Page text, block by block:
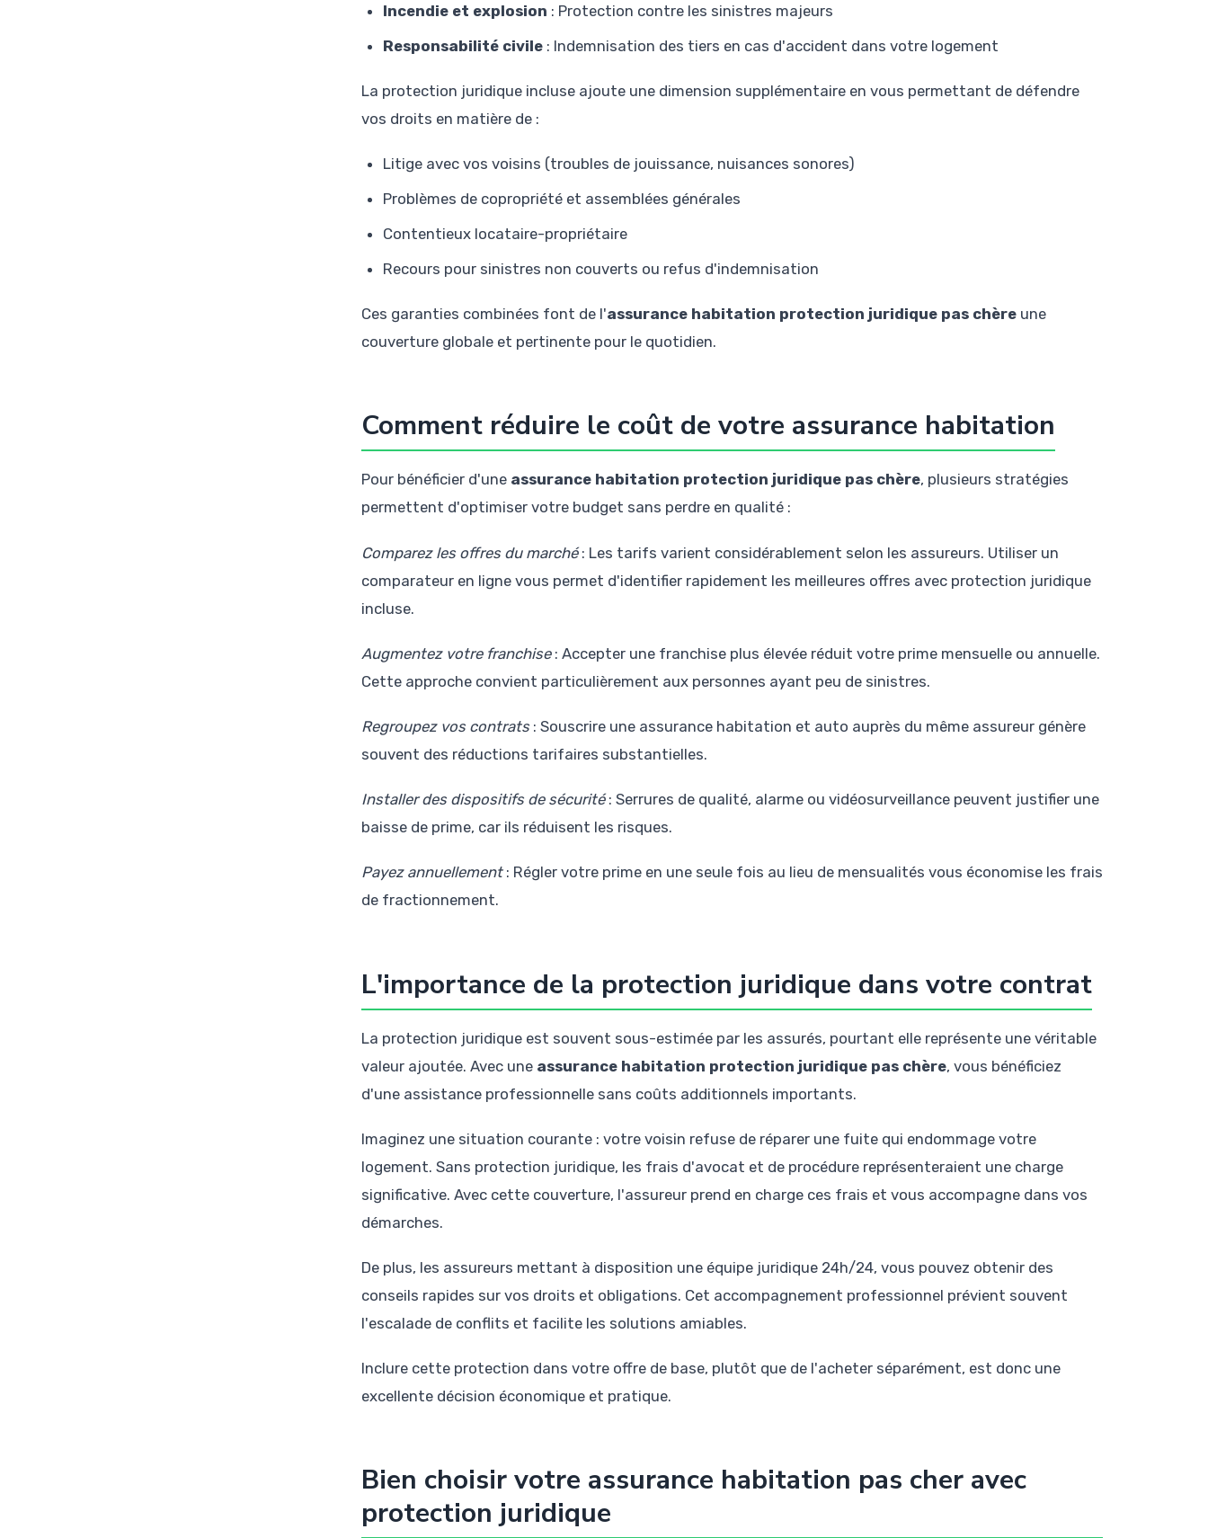
Incendie et explosion : Protection contre les sinistres majeurs
Responsabilité civile : Indemnisation des tiers en cas d'accident dans votre logement
La protection juridique incluse ajoute une dimension supplémentaire en vous permettant de défendre
vos droits en matière de :
Litige avec vos voisins (troubles de jouissance, nuisances sonores)
Problèmes de copropriété et assemblées générales
Contentieux locataire-propriétaire
Recours pour sinistres non couverts ou refus d'indemnisation
Ces garanties combinées font de l'assurance habitation protection juridique pas chère une
couverture globale et pertinente pour le quotidien.
Comment réduire le coût de votre assurance habitation
Pour bénéficier d'une assurance habitation protection juridique pas chère, plusieurs stratégies
permettent d'optimiser votre budget sans perdre en qualité :
Comparez les offres du marché: Les tarifs varient considérablement selon les assureurs. Utiliser un
comparateur en ligne vous permet d'identifier rapidement les meilleures offres avec protection juridique
incluse.
Augmentez votre franchise: Accepter une franchise plus élevée réduit votre prime mensuelle ou annuelle.
Cette approche convient particulièrement aux personnes ayant peu de sinistres.
Regroupez vos contrats: Souscrire une assurance habitation et auto auprès du même assureur génère
souvent des réductions tarifaires substantielles.
Installer des dispositifs de sécurité: Serrures de qualité, alarme ou vidéosurveillance peuvent justifier une
baisse de prime, car ils réduisent les risques.
Payez annuellement: Régler votre prime en une seule fois au lieu de mensualités vous économise les frais
de fractionnement.
L'importance de la protection juridique dans votre contrat
La protection juridique est souvent sous-estimée par les assurés, pourtant elle représente une véritable
valeur ajoutée. Avec une assurance habitation protection juridique pas chère, vous bénéficiez
d'une assistance professionnelle sans coûts additionnels importants.
Imaginez une situation courante : votre voisin refuse de réparer une fuite qui endommage votre
logement. Sans protection juridique, les frais d'avocat et de procédure représenteraient une charge
significative. Avec cette couverture, l'assureur prend en charge ces frais et vous accompagne dans vos
démarches.
De plus, les assureurs mettant à disposition une équipe juridique 24h/24, vous pouvez obtenir des
conseils rapides sur vos droits et obligations. Cet accompagnement professionnel prévient souvent
l'escalade de conflits et facilite les solutions amiables.
Inclure cette protection dans votre offre de base, plutôt que de l'acheter séparément, est donc une
excellente décision économique et pratique.
Bien choisir votre assurance habitation pas cher avec
protection juridique